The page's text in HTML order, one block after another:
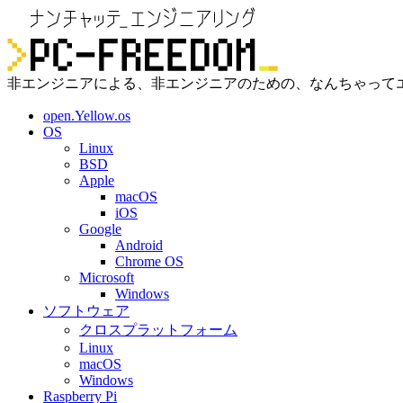
非エンジニアによる、非エンジニアのための、なんちゃって
open.Yellow.os
OS
Linux
BSD
Apple
macOS
iOS
Google
Android
Chrome OS
Microsoft
Windows
ソフトウェア
クロスプラットフォーム
Linux
macOS
Windows
Raspberry Pi